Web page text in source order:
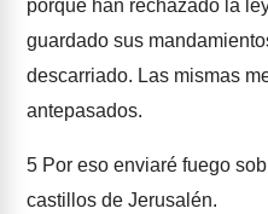
porque han rechazado la
guardado sus
descarriado. Las mismas
antepasados.
5 Por eso enviaré fuego
castillos de Jerusalén.